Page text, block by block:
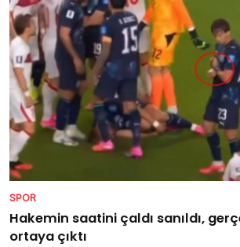
SPOR
Hakemin saatini çaldı sanıldı,
ortaya çıktı